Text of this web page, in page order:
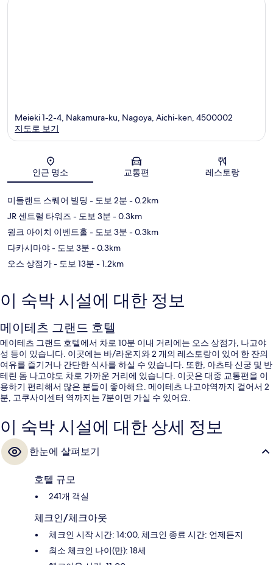
지도
Meieki 1-2-4, Nakamura-ku, Nagoya, Aichi-ken, 4500002
지도로 보기
인근 명소 교통편 레스토랑
미들랜드 스퀘어 빌딩 - 도보 2분 - 0.2km
JR 센트럴 타워즈 - 도보 3분 - 0.3km
윙크 아이치 이벤트홀 - 도보 3분 - 0.3km
다카시마야- 도보 3분 - 0.3km
오스 상점가- 도보 13분 - 1.2km
이 숙박 시설에 대한 정보
메이테츠 그랜드 호텔
메이테츠 그랜드 호텔에서 차로 10분 이내 거리에는 오스 상점가, 나고야
성 등이 있습니다. 이곳에는 바/라운지와 2 개의 레스토랑이 있어 한 잔의
여유를 즐기거나 간단한 식사를 하실 수 있습니다. 또한, 아츠타 신궁 및 반
테린 돔 나고야도 차로 가까운 거리에 있습니다. 이곳은 대중 교통편을 이
용하기 편리해서 많은 분들이 좋아해요. 메이테츠 나고야역까지 걸어서 2
분, 고쿠사이센터 역까지는 7분이면 가실 수 있어요.
이 숙박 시설에 대한 상세 정보
한눈에 살펴보기
호텔 규모
241개 객실
체크인/체크아웃
체크인 시작 시간: 14:00, 체크인 종료 시간: 언제든지
최소 체크인 나이(만): 18세